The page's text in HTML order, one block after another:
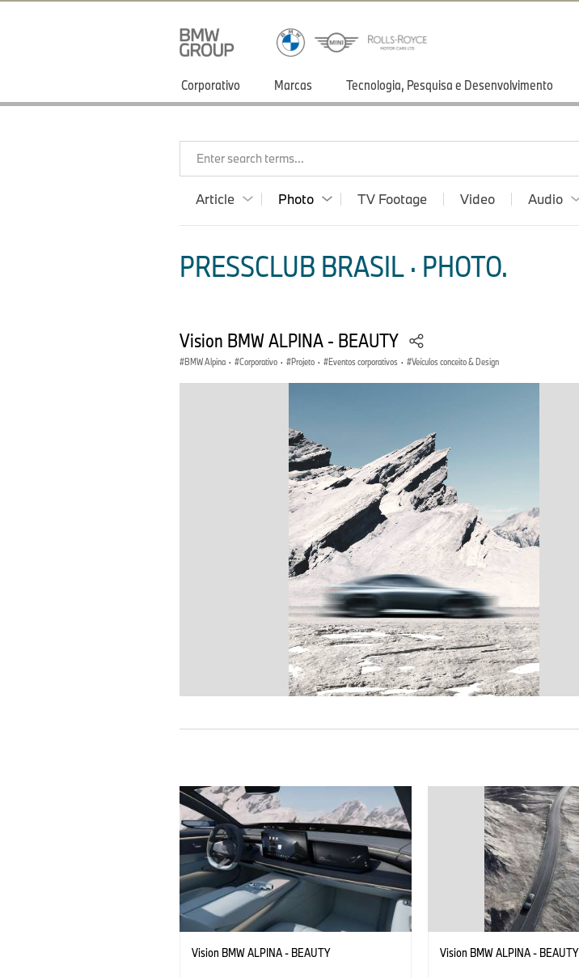
Corporativo Marcas Tecnologia, Pesquisa e Desenvolvimento
Enter search terms...
Article Photo TV Footage Video Audio
PRESSCLUB BRASIL · PHOTO.
Vision BMW ALPINA - BEAUTY
BMW Alpina · Corporativo · Projeto · Eventos corporativos · Veículos conceito & Design
Vision BMW ALPINA - BEAUTY Vision BMW ALPINA - BEAUTY